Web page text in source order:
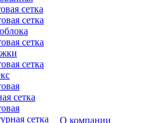
сетка
сетка
сетка
сетка
сетка
сетка
О компании